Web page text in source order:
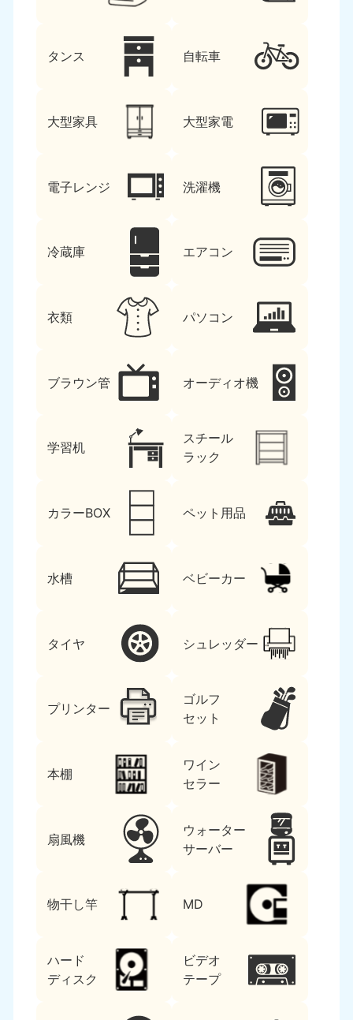
タンス 自転車
大型家具 大型家電
電子レンジ 洗濯機
冷蔵庫 エアコン
衣類 パソコン
ブラウン管 オーディオ機
学習机
スチール
ラック
カラーBOX ペット用品
水槽 ベビーカー
タイヤ シュレッダー
プリンター
ゴルフ
セット
本棚
ワイン
セラー
扇風機
ウォーター
サーバー
物干し竿 MD
ハード
ディスク
ビデオ
テープ